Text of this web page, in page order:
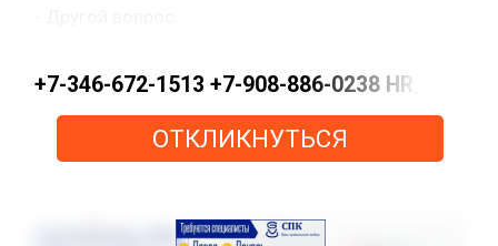
+7-346-672-1513 +7-908-886-0238
ОТКЛИКНУТЬСЯ